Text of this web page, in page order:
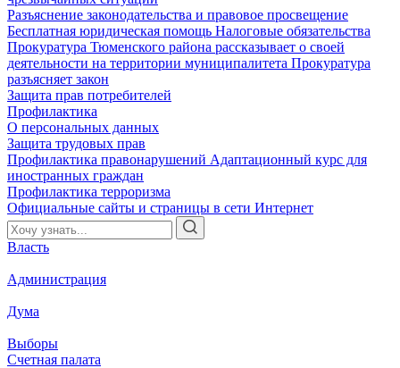
Разъяснение законодательства и правовое просвещение
Бесплатная юридическая помощь Налоговые обязательства
Прокуратура Тюменского района рассказывает о своей
деятельности на территории муниципалитета Прокуратура
разъясняет закон
Защита прав потребителей
Профилактика
О персональных данных
Защита трудовых прав
Профилактика правонарушений Адаптационный курс для
иностранных граждан
Профилактика терроризма
Официальные сайты и страницы в сети Интернет
Власть
Администрация
Дума
Выборы
Счетная палата